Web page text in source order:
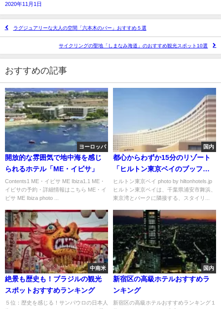
2020年11月1日
ラグジュアリーな大人の空間「六本木のバー」おすすめ５選
サイクリングの聖地「しまなみ海道」のおすすめ観光スポット10選
おすすめの記事
ヨーロッパ
開放的な雰囲気で地中海を感じ
られるホテル「ME・イビサ」
Contents1 ME・イビサ ME Ibiza1.1 ME・
イビサの予約・詳細情報はこちら ME・イ
ビサ ME Ibiza photo ...
国内
都心からわずか15分のリゾート
「ヒルトン東京ベイのブッフ
ェ」おすすめ３選
ヒルトン東京ベイ photo by hiltonhotels.jp
ヒルトン東京ベイは、千葉県浦安市舞浜、
東京湾とパークに隣接する、スタイリ...
中南米
絶景も歴史も！ブラジルの観光
スポットおすすめランキング
５位：歴史を感じる！サンパウロの日本人
国内
新宿区の高級ホテルおすすめラ
ンキング
新宿区の高級ホテルおすすめランキング１